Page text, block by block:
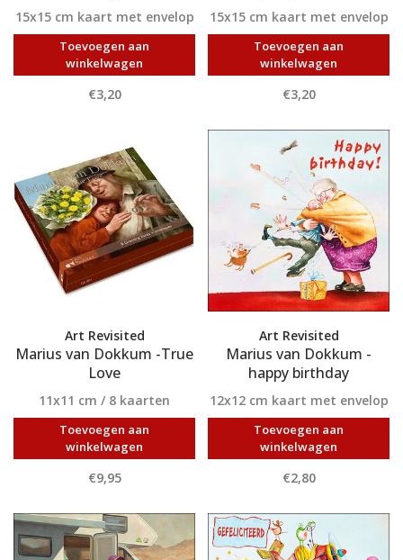
15x15 cm kaart met envelop
Toevoegen aan
winkelwagen
€3,20
15x15 cm kaart met envelop
Toevoegen aan
winkelwagen
€3,20
Art Revisited
Marius van Dokkum -True
Love
11x11 cm / 8 kaarten
Toevoegen aan
winkelwagen
€9,95
Art Revisited
Marius van Dokkum -
happy birthday
12x12 cm kaart met envelop
Toevoegen aan
winkelwagen
€2,80